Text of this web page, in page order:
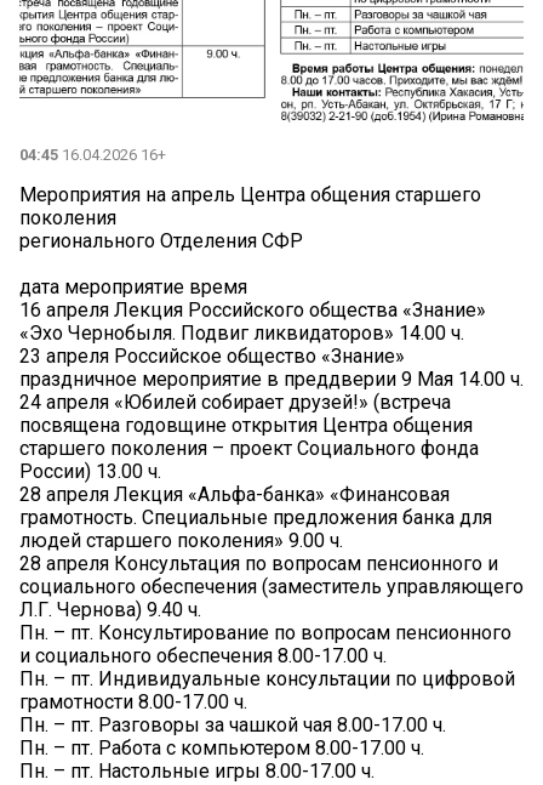
04:45 16.04.2026 16+
Мероприятия на апрель Центра общения старшего
поколения
регионального Отделения СФР
дата мероприятие время
16 апреля Лекция Российского общества «Знание»
«Эхо Чернобыля. Подвиг ликвидаторов» 14.00 ч.
23 апреля Российское общество «Знание»
праздничное мероприятие в преддверии 9 Мая 14.00 ч.
24 апреля «Юбилей собирает друзей!» (встреча
посвящена годовщине открытия Центра общения
старшего поколения – проект Социального фонда
России) 13.00 ч.
28 апреля Лекция «Альфа-банка» «Финансовая
грамотность. Специальные предложения банка для
людей старшего поколения» 9.00 ч.
28 апреля Консультация по вопросам пенсионного и
социального обеспечения (заместитель управляющего
Л.Г. Чернова) 9.40 ч.
Пн. – пт. Консультирование по вопросам пенсионного
и социального обеспечения 8.00-17.00 ч.
Пн. – пт. Индивидуальные консультации по цифровой
грамотности 8.00-17.00 ч.
Пн. – пт. Разговоры за чашкой чая 8.00-17.00 ч.
Пн. – пт. Работа с компьютером 8.00-17.00 ч.
Пн. – пт. Настольные игры 8.00-17.00 ч.